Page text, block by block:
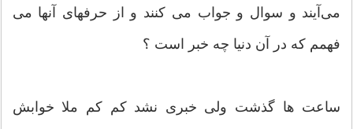
می‌آیند و سوال و جواب می کنند و از حرفهای آنها می
فهمم که در آن دنیا چه خبر است ؟
ساعت ها گذشت ولی خبری نشد کم کم ملا خوابش